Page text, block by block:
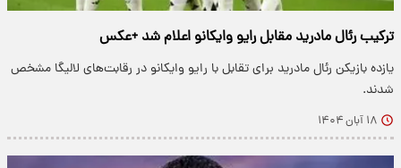
ترکیب رئال مادرید مقابل رایو وایکانو اعلام شد +عکس
یازده بازیکن رئال مادرید برای تقابل با رایو وایکانو در رقابت‌های لالیگا مشخص
شدند.
۱۸ آبان ۱۴۰۴